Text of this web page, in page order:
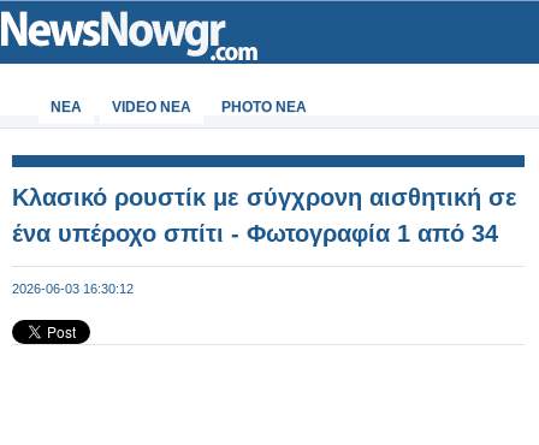
ΝΕΑ VIDEO NEA PHOTO NEA
Κλασικό ρουστίκ με σύγχρονη αισθητική σε
ένα υπέροχο σπίτι - Φωτογραφία 1 από 34
2026-06-03 16:30:12